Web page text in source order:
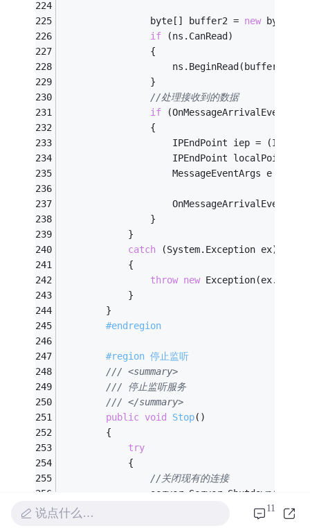
                byte[] buffer2 =
new
if (ns.CanRead)
                {
                    ns.BeginRead(buffer2,
                }
//处理接收到的数据
if (OnMessageArrivalEvent
                {
IPEndPoint iep =
IPEndPoint localPoint =
                    MessageEventArgs e =
                    OnMessageArrivalEvent(
                }
            }
catch (System.Exception ex)
            {
throw new
            }
        }
#endregion
#region 停止监听
/// <summary>
/// 停止监听服务
/// </summary>
public void Stop()
        {
try
            {
//关闭现有的连接
                server.Server.Close();
说点什么… 11